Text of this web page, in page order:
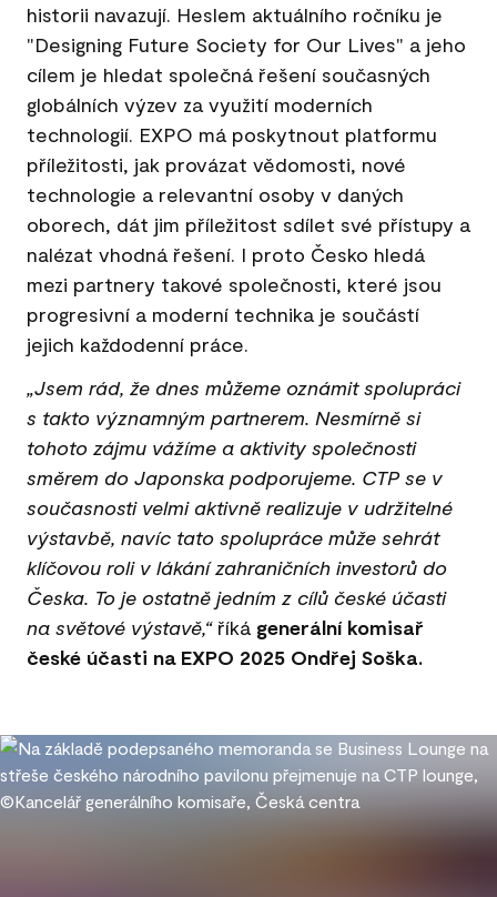
historii navazují. Heslem aktuálního ročníku je
"Designing Future Society for Our Lives" a jeho
cílem je hledat společná řešení současných
globálních výzev za využití moderních
technologií. EXPO má poskytnout platformu
příležitosti, jak provázat vědomosti, nové
technologie a relevantní osoby v daných
oborech, dát jim příležitost sdílet své přístupy a
nalézat vhodná řešení. I proto Česko hledá
mezi partnery takové společnosti, které jsou
progresivní a moderní technika je součástí
jejich každodenní práce.
„Jsem rád, že dnes můžeme oznámit spolupráci
s takto významným partnerem. Nesmírně si
tohoto zájmu vážíme a aktivity společnosti
směrem do Japonska podporujeme. CTP se v
současnosti velmi aktivně realizuje v udržitelné
výstavbě, navíc tato spolupráce může sehrát
klíčovou roli v lákání zahraničních investorů do
Česka. To je ostatně jedním z cílů české účasti
na světové výstavě,“říká generální komisař
české účasti na EXPO 2025 Ondřej Soška.